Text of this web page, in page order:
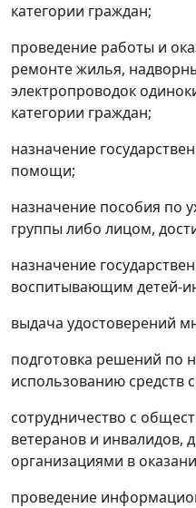
категории граждан;
проведение работы и
ремонте жилья,
электропроводок
категории граждан;
назначение
помощи;
назначение пособия по
группы либо лицом,
назначение
воспитывающим детей-
выдача удостоверений
подготовка решений по
использованию средств
сотрудничество с
ветеранов и инвалидов,
организациями в
проведение